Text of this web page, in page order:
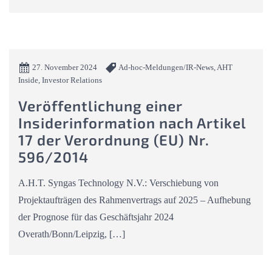
27. November 2024
Ad-hoc-Meldungen/IR-News, AHT
Inside, Investor Relations
Veröffentlichung einer
Insiderinformation nach Artikel
17 der Verordnung (EU) Nr.
596/2014
A.H.T. Syngas Technology N.V.: Verschiebung von
Projektaufträgen des Rahmenvertrags auf 2025 – Aufhebung
der Prognose für das Geschäftsjahr 2024
Overath/Bonn/Leipzig, […]